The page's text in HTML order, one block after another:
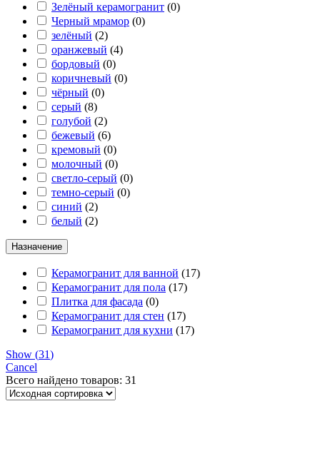
Зелёный керамогранит (0)
Черный мрамор (0)
зелёный (2)
оранжевый (4)
бордовый (0)
коричневый (0)
чёрный (0)
серый (8)
голубой (2)
бежевый (6)
кремовый (0)
молочный (0)
светло-серый (0)
темно-серый (0)
синий (2)
белый (2)
Назначение
Керамогранит для ванной (17)
Керамогранит для пола (17)
Плитка для фасада (0)
Керамогранит для стен (17)
Керамогранит для кухни (17)
Show (31)
Cancel
Всего найдено товаров: 31